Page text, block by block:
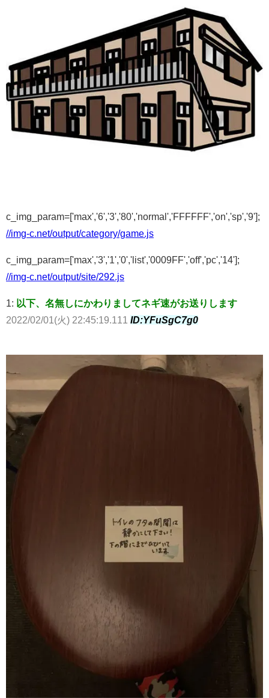
c_img_param=['max','6','3','80','normal','FFFFFF','on','sp','9'];
//img-c.net/output/category/game.js
c_img_param=['max','3','1','0','list','0009FF','off','pc','14'];
//img-c.net/output/site/292.js
1: 以下、名無しにかわりましてネギ速がお送りします
2022/02/01(火) 22:45:19.111 ID:YFuSgC7g0